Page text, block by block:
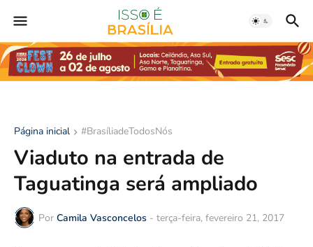
Página inicial #BrasíliadeTodosNós
Viaduto na entrada de
Taguatinga será ampliado
Por Camila Vasconcelos - terça-feira, fevereiro 21, 2017